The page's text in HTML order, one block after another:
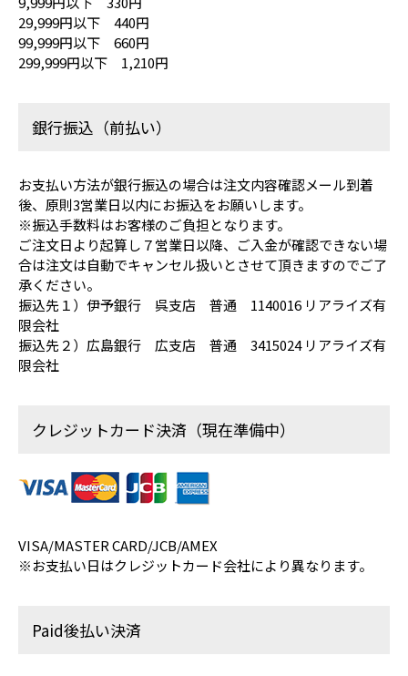
29,999円以下 440円
99,999円以下 660円
299,999円以下 1,210円
銀行振込（前払い）
お支払い方法が銀行振込の場合は注文内容確認メール到着
後、原則3営業日以内にお振込をお願いします。
※振込手数料はお客様のご負担となります。
ご注文日より起算し７営業日以降、ご入金が確認できない場
合は注文は自動でキャンセル扱いとさせて頂きますのでご了
承ください。
振込先１）伊予銀行 呉支店 普通 1140016 リアライズ有
限会社
振込先２）広島銀行 広支店 普通 3415024 リアライズ有
限会社
クレジットカード決済（現在準備中）
VISA/MASTER CARD/JCB/AMEX
※お支払い日はクレジットカード会社により異なります。
Paid後払い決済